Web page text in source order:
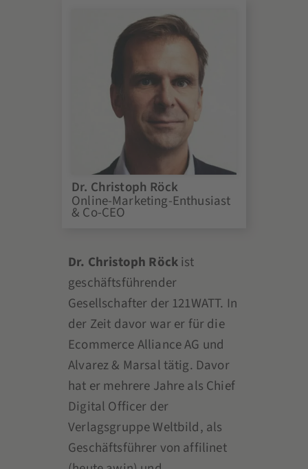
Dr. Christoph Röck
Online-Marketing-Enthusiast
& Co-CEO
Dr. Christoph Röckist
geschäftsführender
Gesellschafter der 121WATT. In
der Zeit davor war er für die
Ecommerce Alliance AG und
Alvarez & Marsal tätig. Davor
hat er mehrere Jahre als Chief
Digital Officer der
Verlagsgruppe Weltbild, als
Geschäftsführer von affilinet